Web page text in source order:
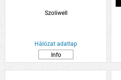
Szoliwell
Hálózat adatlap
Info